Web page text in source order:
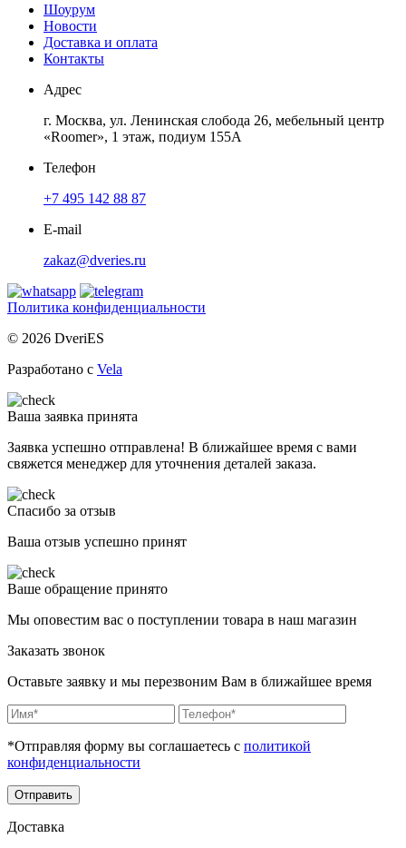
Шоурум
Новости
Доставка и оплата
Контакты
Адрес
г. Москва, ул. Ленинская слобода 26, мебельный центр
«Roomer», 1 этаж, подиум 155А
Телефон
+7 495 142 88 87
E-mail
zakaz@dveries.ru
Политика конфиденциальности
© 2026 DveriES
Разработано с Vela
Ваша заявка принята
Заявка успешно отправлена! В ближайшее время с вами
свяжется менеджер для уточнения деталей заказа.
Спасибо за отзыв
Ваша отзыв успешно принят
Ваше обращение принято
Мы оповестим вас о поступлении товара в наш магазин
Заказать звонок
Оставьте заявку и мы перезвоним Вам в ближайшее время
*Отправляя форму вы соглашаетесь с политикой
конфиденциальности
Отправить
Доставка